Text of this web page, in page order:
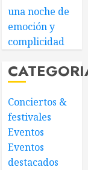
una noche de
emoción y
complicidad
Conciertos &
festivales
Eventos
Eventos
destacados